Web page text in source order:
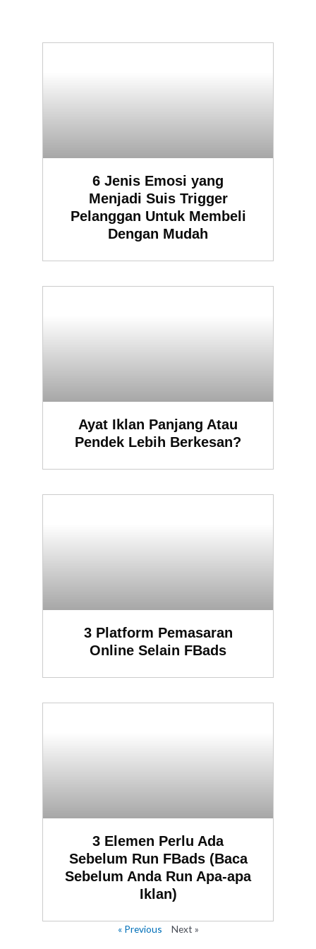
6 Jenis Emosi yang
Menjadi Suis Trigger
Pelanggan Untuk Membeli
Dengan Mudah
Ayat Iklan Panjang Atau
Pendek Lebih Berkesan?
3 Platform Pemasaran
Online Selain FBads
3 Elemen Perlu Ada
Sebelum Run FBads (Baca
Sebelum Anda Run Apa-apa
Iklan)
« Previous Next »